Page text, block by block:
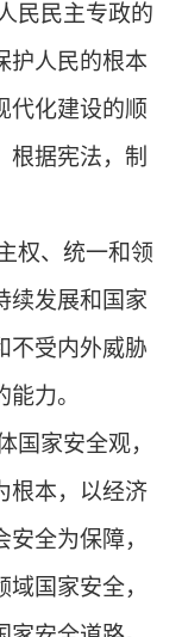
民民主专政的
护人民的根本
代化建设的顺
根据宪法，制
权、统一和领
续发展和国家
不受内外威胁
力。
国家安全观，
根本，以经济
全为保障，
国家安全，